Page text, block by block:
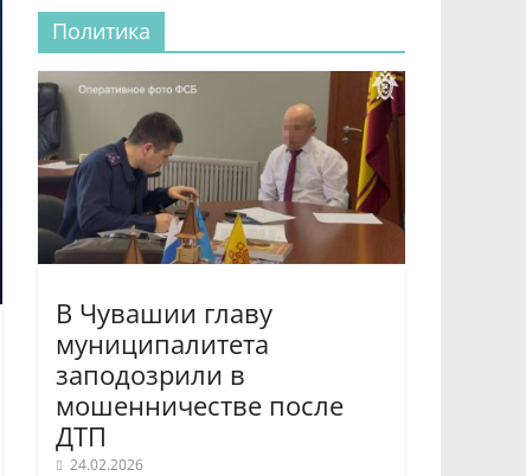
Политика
В Чувашии главу
муниципалитета
заподозрили в
мошенничестве после
ДТП
24.02.2026